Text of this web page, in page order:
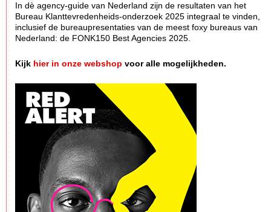
In dè agency-guide van Nederland zijn de resultaten van het
Bureau Klanttevredenheids-onderzoek 2025 integraal te vinden,
inclusief de bureaupresentaties van de meest foxy bureaus van
Nederland: de FONK150 Best Agencies 2025.
Kijk hier in onze webshop voor alle mogelijkheden.